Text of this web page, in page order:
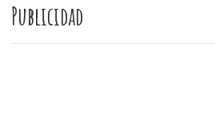
Publicidad